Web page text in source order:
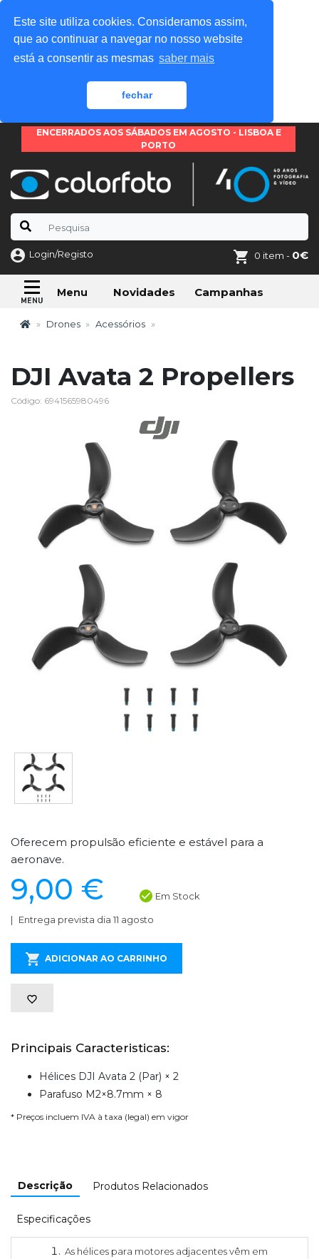
Este site utiliza cookies. Consideramos assim,
que ao continuar a navegar no nosso website
está a consentir as mesmas saber mais
fechar
ENCERRADOS AOS SÁBADOS EM AGOSTO - LISBOA E
PORTO
Login/Registo 0 item - 0€
Menu Novidades Campanhas
Drones Acessórios
DJI Avata 2 Propellers
Código: 6941565980496
Oferecem propulsão eficiente e estável para a
aeronave.
9,00 € Em Stock
Entrega prevista dia 11 agosto
ADICIONAR AO CARRINHO
Principais Caracteristicas:
Hélices DJI Avata 2 (Par) × 2
Parafuso M2×8.7mm × 8
* Preços incluem IVA à taxa (legal) em vigor
Descrição Produtos Relacionados
Especificações
As hélices para motores adjacentes vêm em